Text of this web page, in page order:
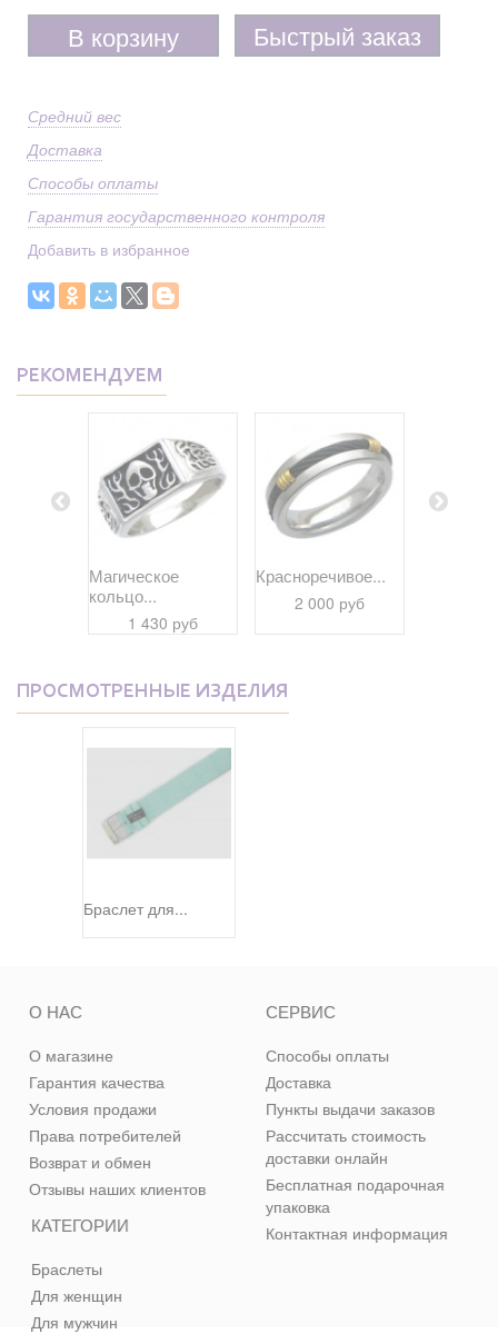
В корзину Быстрый заказ
Средний вес
Доставка
Способы оплаты
Гарантия государственного контроля
Добавить в избранное
РЕКОМЕНДУЕМ
Магическое
кольцо...
1 430 руб
Красноречивое...
2 000 руб
ПРОСМОТРЕННЫЕ ИЗДЕЛИЯ
Браслет для...
КАТЕГОРИИ
Браслеты
Для женщин
Для мужчин
О НАС
О магазине
Гарантия качества
Условия продажи
Права потребителей
Возврат и обмен
Отзывы наших клиентов
СЕРВИС
Способы оплаты
Доставка
Пункты выдачи заказов
Рассчитать стоимость
доставки онлайн
Бесплатная подарочная
упаковка
Контактная информация